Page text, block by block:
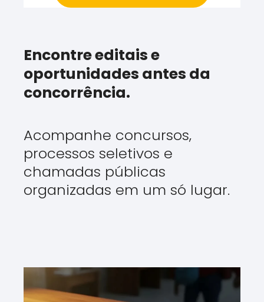
Encontre editais e
oportunidades antes da
concorrência.
Acompanhe concursos,
processos seletivos e
chamadas públicas
organizadas em um só lugar.